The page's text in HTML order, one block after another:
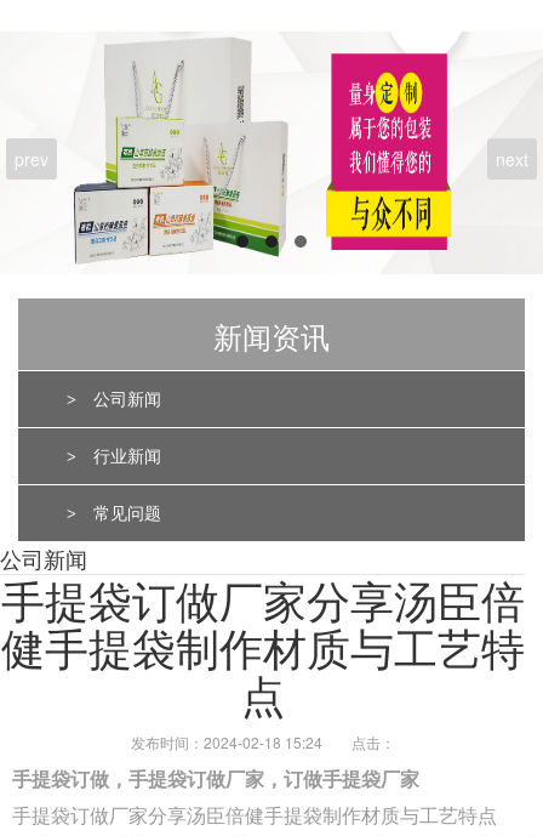
prev next
新闻资讯
> 公司新闻
> 行业新闻
> 常见问题
公司新闻
手提袋订做厂家分享汤臣倍
健手提袋制作材质与工艺特
点
发布时间：2024-02-18 15:24 点击：
手提袋订做，手提袋订做厂家，订做手提袋厂家
手提袋订做厂家分享汤臣倍健手提袋制作材质与工艺特点